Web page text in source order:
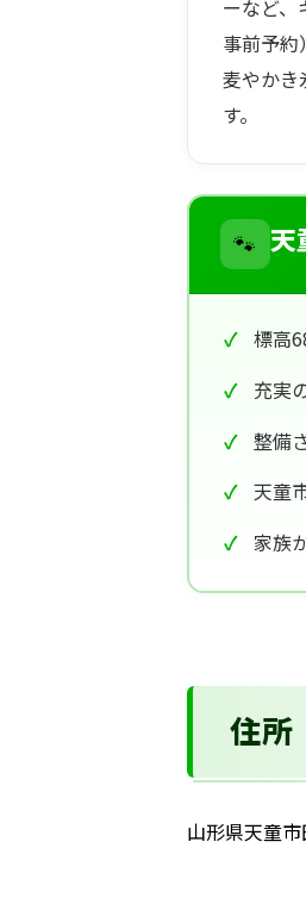
ーなど、
事前予約
麦やかき
す。
🐾 天
標高
充実
整備
天童
家族
住所
山形県天童